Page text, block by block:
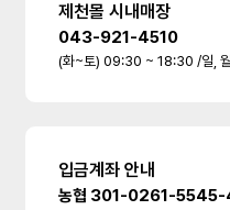
제천몰 시내매장
043-921-4510
(화~토) 09:30 ~ 18:30 /일,
입금계좌 안내
농협 301-0261-5545-